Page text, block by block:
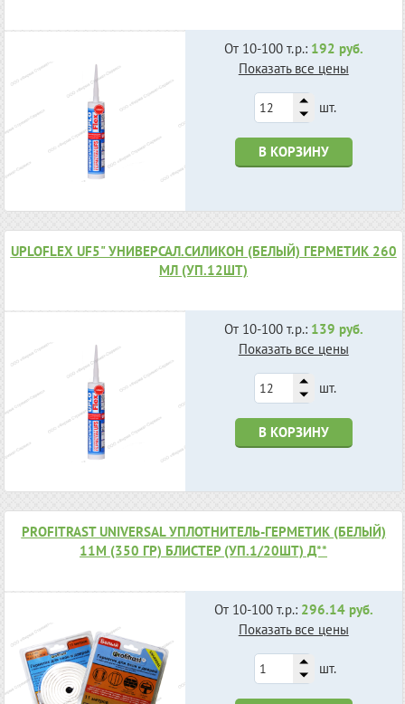
От 10-100 т.р.: 192 руб.
Показать все цены
шт.
В КОРЗИНУ
UPLOFLEX UF5" УНИВЕРСАЛ.СИЛИКОН (БЕЛЫЙ) ГЕРМЕТИК 260
МЛ (УП.12ШТ)
От 10-100 т.р.: 139 руб.
Показать все цены
шт.
В КОРЗИНУ
PROFITRAST UNIVERSAL УПЛОТНИТЕЛЬ-ГЕРМЕТИК (БЕЛЫЙ)
11М (350 ГР) БЛИСТЕР (УП.1/20ШТ) Д**
От 10-100 т.р.: 296.14 руб.
Показать все цены
шт.